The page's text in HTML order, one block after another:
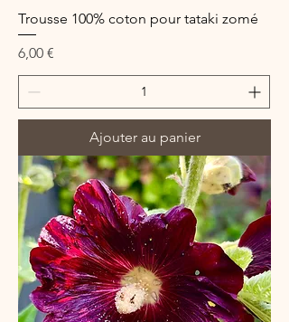
Trousse 100% coton pour tataki zomé
Prix
6,00 €
Ajouter au panier